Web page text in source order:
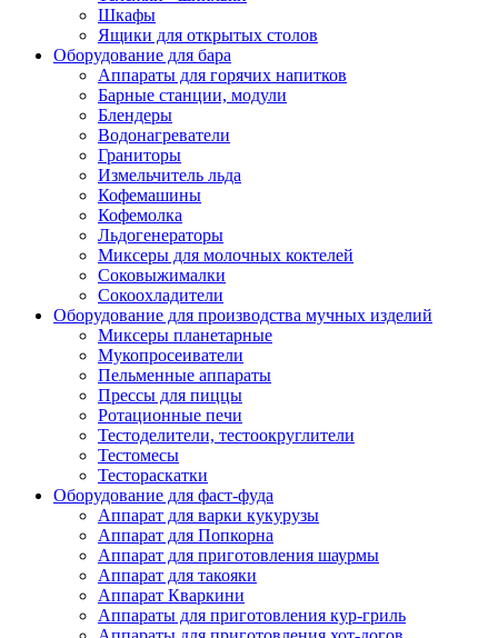
Шкафы
Ящики для открытых столов
Оборудование для бара
Аппараты для горячих напитков
Барные станции, модули
Блендеры
Водонагреватели
Граниторы
Измельчитель льда
Кофемашины
Кофемолка
Льдогенераторы
Миксеры для молочных коктелей
Соковыжималки
Сокоохладители
Оборудование для производства мучных изделий
Миксеры планетарные
Мукопросеиватели
Пельменные аппараты
Прессы для пиццы
Ротационные печи
Тестоделители, тестоокруглители
Тестомесы
Тестораскатки
Оборудование для фаст-фуда
Аппарат для варки кукурузы
Аппарат для Попкорна
Аппарат для приготовления шаурмы
Аппарат для такояки
Аппарат Кваркини
Аппараты для приготовления кур-гриль